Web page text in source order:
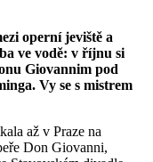
operní jeviště a
ve vodě: v říjnu si
Giovannim pod
Vy se s mistrem
až v Praze na
Don Giovanni,